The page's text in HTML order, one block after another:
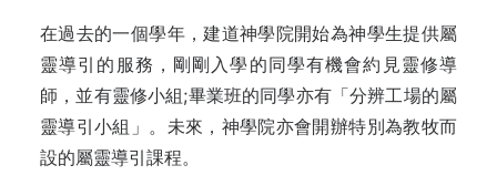
在過去的一個學年，建道神學院開始為神學生提供屬
靈導引的服務，剛剛入學的同學有機會約見靈修導
師，並有靈修小組;畢業班的同學亦有「分辨工場的屬
靈導引小組」。未來，神學院亦會開辦特別為教牧而
設的屬靈導引課程。